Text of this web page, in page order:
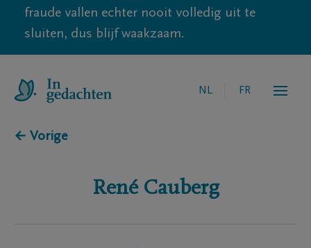
fraude vallen echter nooit volledig uit te
sluiten, dus blijf waakzaam.
NL FR
← Vorige
René Cauberg